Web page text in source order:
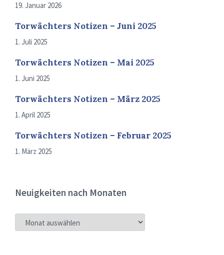
19. Januar 2026
Torwächters Notizen – Juni 2025
1. Juli 2025
Torwächters Notizen – Mai 2025
1. Juni 2025
Torwächters Notizen – März 2025
1. April 2025
Torwächters Notizen – Februar 2025
1. März 2025
Neuigkeiten nach Monaten
NEUIGKEITEN
NACH